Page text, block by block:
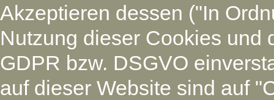
Akzeptieren dessen ("In
Nutzung dieser Cookies und
GDPR bzw. DSGVO
auf dieser Website sind auf